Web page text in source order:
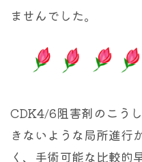
ませんでした。
CDK4/6阻害剤のこう
きないような局所進行
く、手術可能な比較的